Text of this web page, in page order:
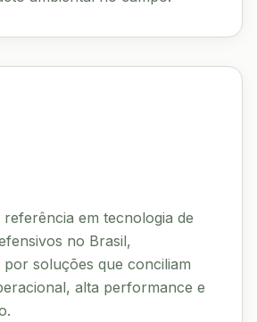
em tecnologia de
no Brasil,
por soluções que conciliam
alta performance e